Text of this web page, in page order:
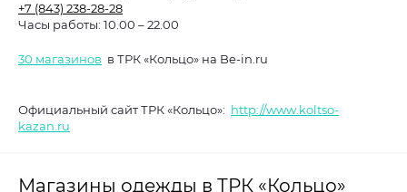
+7 (843) 238-28-28
Часы работы: 10.00 – 22.00
30 магазинов в ТРК «Кольцо» на Be-in.ru
Официальный сайт ТРК «Кольцо»: http://www.koltso-
kazan.ru
Магазины одежды в ТРК «Кольцо»